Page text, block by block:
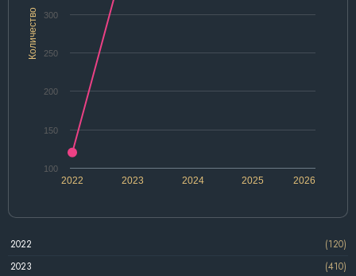
Количество
2022 2024 2026
2023 2025
100
150
200
250
300
2022
(120)
2023
(410)